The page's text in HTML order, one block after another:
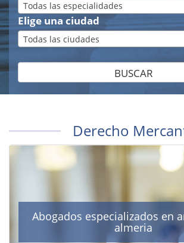
Todas las especialidades
Elige una ciudad
Todas las ciudades
BUSCAR
Derecho
Abogados especializados en
almeria